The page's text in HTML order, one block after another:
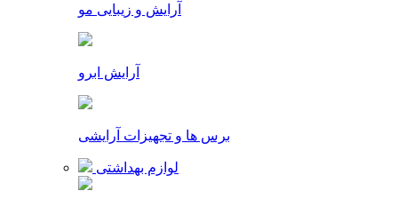
آرایش و زیبایی مو
آرایش ابرو
برس ها و تجهیزات آرایشی
لوازم بهداشتی